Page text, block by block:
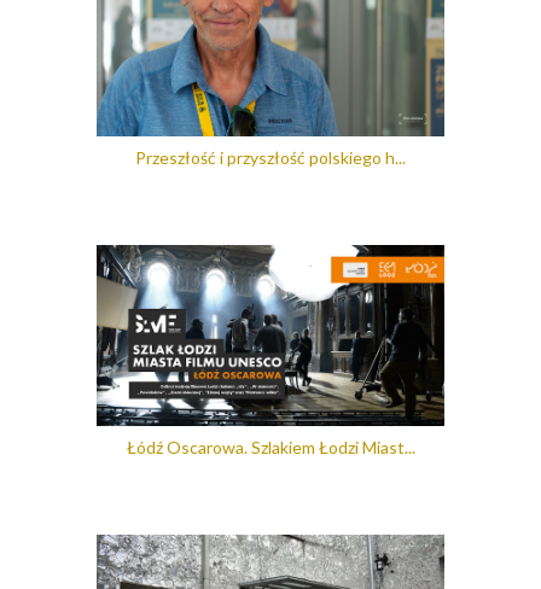
Przeszłość i przyszłość polskiego h...
Łódź Oscarowa. Szlakiem Łodzi Miast...